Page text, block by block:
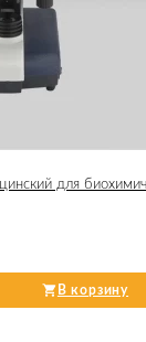
для
В корзину